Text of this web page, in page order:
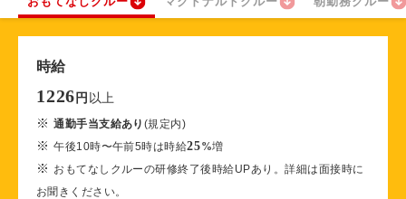
時給
1226 円 以上
※通勤手当支給あり (規定内)
※午後10時〜午前5時は時給25%増
※ おもてなしクルーの研修終了後時給UPあり。詳細は面接時に
お聞きください。